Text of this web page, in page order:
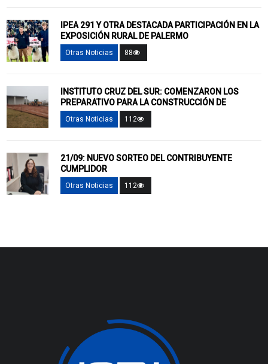
IPEA 291 Y OTRA DESTACADA PARTICIPACIÓN EN LA
EXPOSICIÓN RURAL DE PALERMO
Otras Noticias 88
INSTITUTO CRUZ DEL SUR: COMENZARON LOS
PREPARATIVO PARA LA CONSTRUCCIÓN DE
Otras Noticias 112
21/09: NUEVO SORTEO DEL CONTRIBUYENTE
CUMPLIDOR
Otras Noticias 112